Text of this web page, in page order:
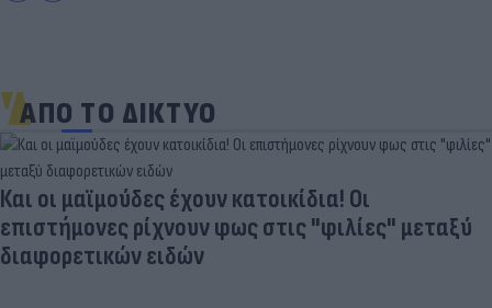
ΑΠΟ ΤΟ ΔΙΚΤΥΟ
Και οι μαϊμούδες έχουν κατοικίδια! Οι
επιστήμονες ρίχνουν φως στις "φιλίες" μεταξύ
διαφορετικών ειδών